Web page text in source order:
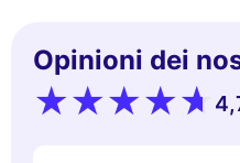
Opinioni dei